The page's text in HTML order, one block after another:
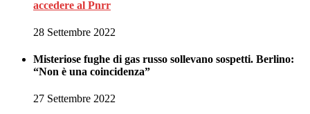
accedere al Pnrr
28 Settembre 2022
Misteriose fughe di gas russo sollevano sospetti. Berlino:
“Non è una coincidenza”
27 Settembre 2022